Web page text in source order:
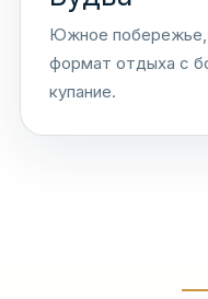
Южное побережье,
формат отдыха с
купание.